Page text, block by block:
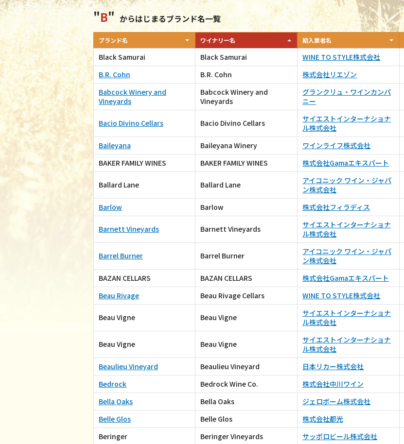
B からはじまるブランド名一覧
ブランド名 ワイナリー名 輸入業者名
Black Samurai Black Samurai WINE TO STYLE株式会社
B.R. Cohn
B.R. Cohn 株式会社リエゾン
Babcock Winery and
Vineyards
Babcock Winery and
Vineyards
グランクリュ・ワインカンパ
ニー
Bacio Divino Cellars Bacio Divino Cellars
サイエストインターナショナ
ル株式会社
Baileyana Baileyana Winery ワインライフ株式会社
BAKER FAMILY WINES
BAKER FAMILY WINES 株式会社Gamaエキスパート
Ballard Lane Ballard Lane
アイコニック ワイン・ジャパ
ン株式会社
Barlow Barlow 株式会社フィラディス
Barnett Vineyards Barnett Vineyards
サイエストインターナショナ
ル株式会社
Barrel Burner Barrel Burner
アイコニック ワイン・ジャパ
ン株式会社
BAZAN CELLARS BAZAN CELLARS 株式会社Gamaエキスパート
Beau Rivage
Beau Rivage Cellars WINE TO STYLE株式会社
Beau Vigne Beau Vigne
サイエストインターナショナ
ル株式会社
Beau Vigne Beau Vigne
サイエストインターナショナ
ル株式会社
Beaulieu Vineyard Beaulieu Vineyard 日本リカー株式会社
Bedrock
Bedrock Wine Co. 株式会社中川ワイン
Bella Oaks
Bella Oaks ジェロボーム株式会社
Belle Glos
Belle Glos 株式会社都光
Beringer
Beringer Vineyards サッポロビール株式会社